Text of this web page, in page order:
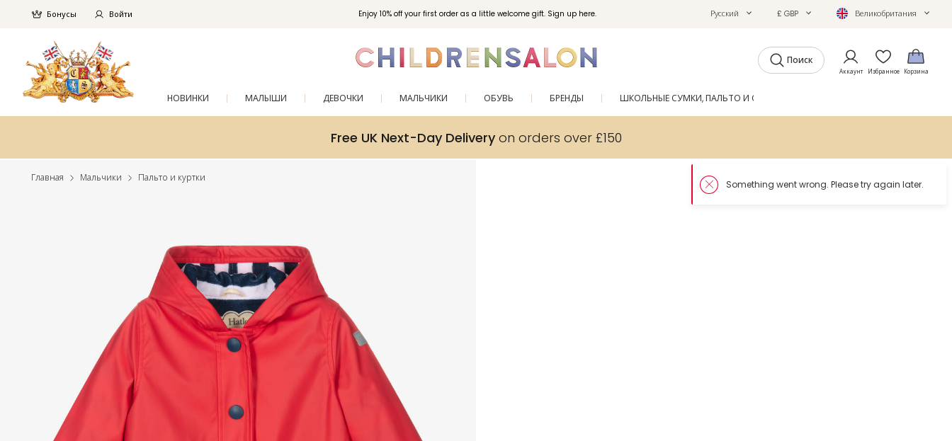
Enjoy 10% off your first order as a little welcome gift. Sign up here.
Бонусы Войти Русский £ GBP Великобритания
Поиск
Аккаунт Избранное Корзина
НОВИНКИ МАЛЫШИ ДЕВОЧКИ МАЛЬЧИКИ ОБУВЬ БРЕНДЫ ШКОЛЬНЫЕ СУМКИ, ПАЛЬТО И ОБУВЬ
Free UK Next-Day Deliveryon orders over £150
Главная Мальчики Пальто и куртки